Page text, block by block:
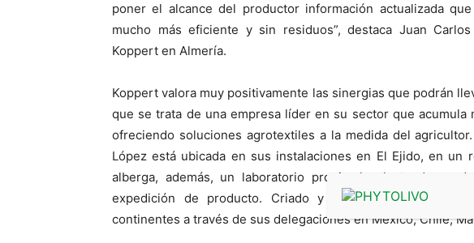
poner el alcance del productor información actualizada
mucho más eficiente y sin residuos”, destaca Juan
Koppert en Almería.
Koppert valora muy positivamente las sinergias que podrán
que se trata de una empresa líder en su sector que acumula
ofreciendo soluciones agrotextiles a la medida del
López está ubicada en sus instalaciones en El Ejido, en un
alberga, además, un laboratorio propio, la planta de
expedición de producto. Criado y López tiene una
continentes a través de sus delegaciones en México, Chile,